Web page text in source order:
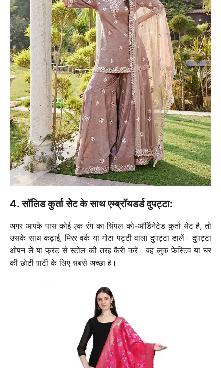
4. सॉलिड कुर्ता सेट के साथ एम्ब्रॉयडर्ड दुपट्टा:
अगर आपके पास कोई एक रंग का सिंपल को-ऑर्डिनेटेड कुर्ता सेट है, तो
उसके साथ कढ़ाई, मिरर वर्क या गोटा पट्टी वाला दुपट्टा डालें। दुपट्टा
ओपन लें या फ्रंट से स्टोल की तरह कैरी करें। यह लुक फेस्टिव या घर
की छोटी पार्टी के लिए सबसे अच्छा है।